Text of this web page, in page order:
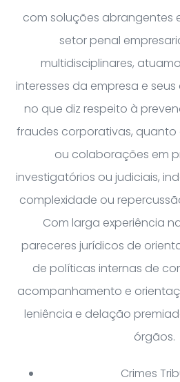
com soluções abrangentes
setor penal
multidisciplinares,
interesses da empresa e
no que diz respeito à
fraudes corporativas,
ou colaborações em
investigatórios ou judiciais,
complexidade ou
Com larga experiência
pareceres jurídicos de
de políticas internas de
acompanhamento e
leniência e delação
órgãos.
Crimes